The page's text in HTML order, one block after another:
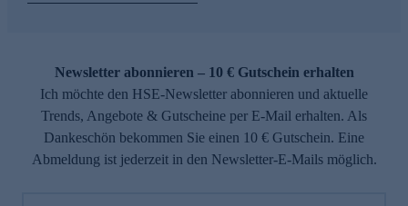
Newsletter abonnieren – 10 € Gutschein erhalten
Ich möchte den HSE-Newsletter abonnieren und aktuelle
Trends, Angebote & Gutscheine per E-Mail erhalten. Als
Dankeschön bekommen Sie einen 10 € Gutschein. Eine
Abmeldung ist jederzeit in den Newsletter-E-Mails möglich.